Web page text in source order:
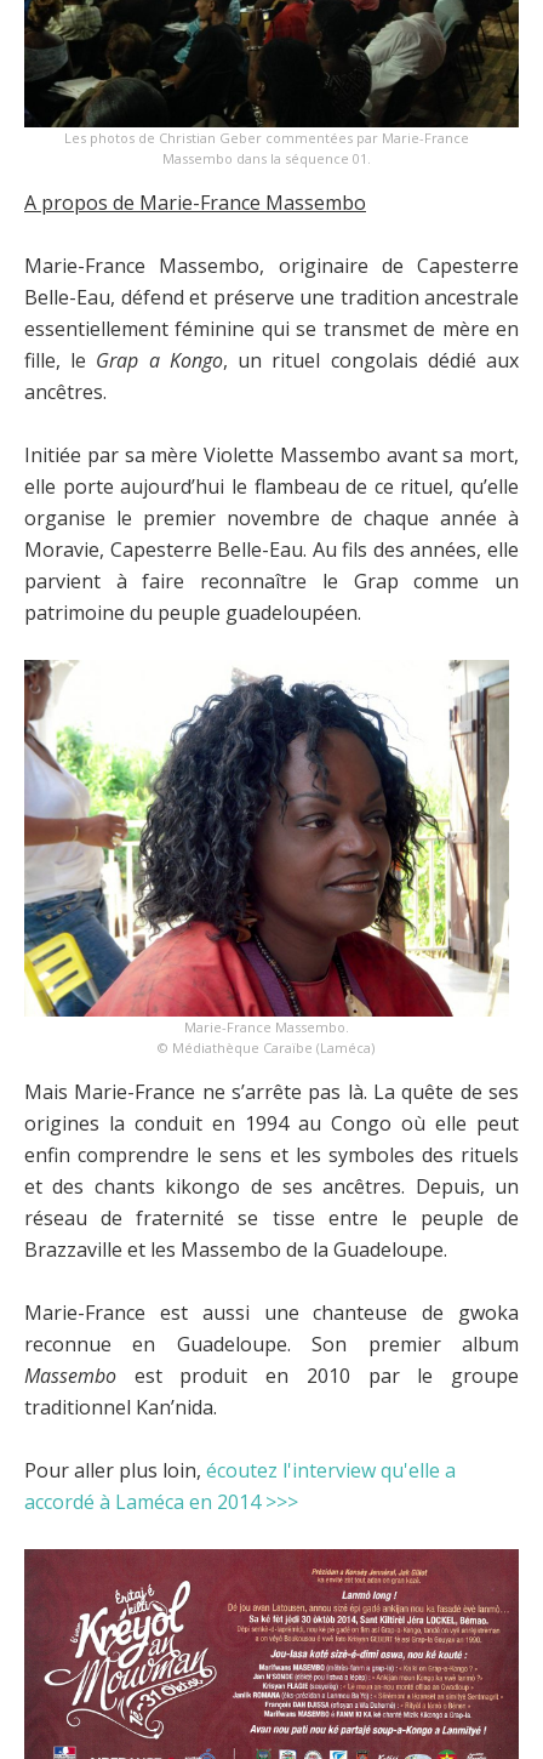
Les photos de Christian Geber commentées par Marie-France
Massembo dans la séquence 01.
A propos de Marie-France Massembo
Marie-France Massembo, originaire de Capesterre
Belle-Eau, défend et préserve une tradition ancestrale
essentiellement féminine qui se transmet de mère en
fille, le Grap a Kongo, un rituel congolais dédié aux
ancêtres.
Initiée par sa mère Violette Massembo avant sa mort,
elle porte aujourd’hui le flambeau de ce rituel, qu’elle
organise le premier novembre de chaque année à
Moravie, Capesterre Belle-Eau. Au fils des années, elle
parvient à faire reconnaître le Grap comme un
patrimoine du peuple guadeloupéen.
Marie-France Massembo.
© Médiathèque Caraïbe (Laméca)
Mais Marie-France ne s’arrête pas là. La quête de ses
origines la conduit en 1994 au Congo où elle peut
enfin comprendre le sens et les symboles des rituels
et des chants kikongo de ses ancêtres. Depuis, un
réseau de fraternité se tisse entre le peuple de
Brazzaville et les Massembo de la Guadeloupe.
Marie-France est aussi une chanteuse de gwoka
reconnue en Guadeloupe. Son premier album
Massembo est produit en 2010 par le groupe
traditionnel Kan’nida.
Pour aller plus loin, écoutez l'interview qu'elle a
accordé à Laméca en 2014 >>>